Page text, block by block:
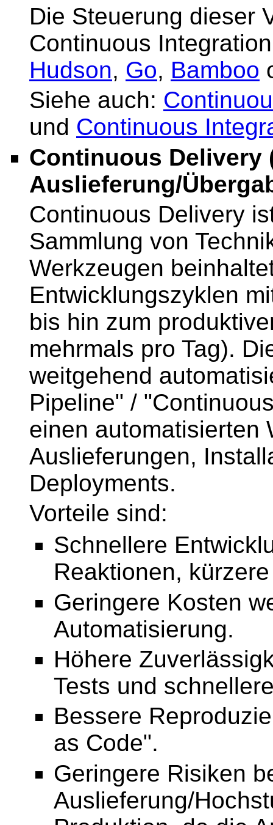
Die Steuerung dieser
Continuous
Hudson, Go, Bamboo
Siehe auch:
und Continuous
Continuous
Auslieferung/
Continuous Delivery
Sammlung von
Werkzeugen
Entwicklungszyklen
bis hin zum
mehrmals pro Tag).
weitgehend
Pipeline" /
einen automatisierten
Auslieferungen,
Deployments.
Vorteile sind:
Schnellere
Reaktionen,
Geringere Kosten
Automatisierung.
Höhere
Tests und
Bessere
as Code".
Geringere Risiken
Auslieferung/